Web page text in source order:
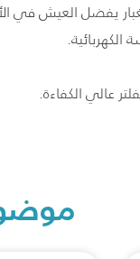
يفضل العيش في
عالي الكفاءة.